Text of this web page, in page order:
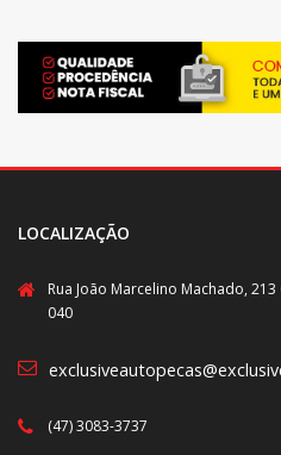
LOCALIZAÇÃO
Rua João Marcelino Machado,
040
(47) 3083-3737